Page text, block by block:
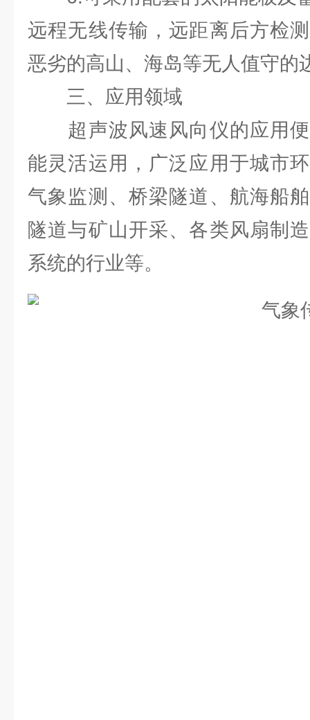
远程无线传输，远距离后方检
恶劣的高山、海岛等无人值守的
三、应用领域
超声波风速风向仪的应用便
能灵活运用，广泛应用于城市
气象监测、桥梁隧道、航海船
隧道与矿山开采、各类风扇制
系统的行业等。